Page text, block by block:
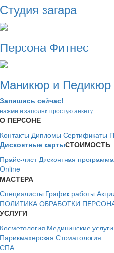
Студия загара
Персона Фитнес
Маникюр и Педикюр
Запишись сейчас!
нажми и заполни простую анкету
О ПЕРСОНЕ
Контакты Дипломы Сертификаты
Дисконтные картыСТОИМОСТЬ
Прайс-лист Дисконтная программа
Online
МАСТЕРА
Специалисты График работы
ПОЛИТИКА ОБРАБОТКИ
УСЛУГИ
Косметология Медицинские услуги
Парикмахерская Стоматология
СПА